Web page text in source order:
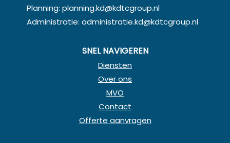
Planning:planning.kd@kdtcgroup.nl
Administratie:administratie.kd@kdtcgroup.nl
SNEL NAVIGEREN
Diensten
Over ons
MVO
Contact
Offerte aanvragen